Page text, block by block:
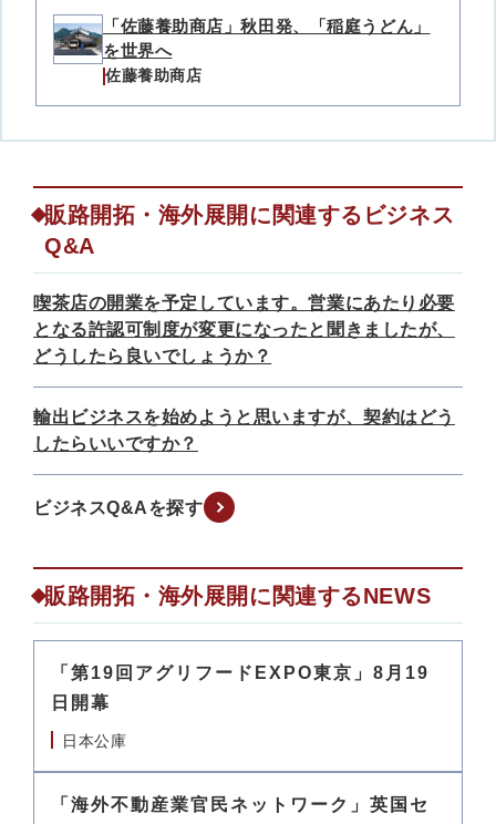
「佐藤養助商店」秋田発、「稲庭うどん」
を世界へ
佐藤養助商店
販路開拓・海外展開に関連するビジネス
Q&A
喫茶店の開業を予定しています。営業にあたり必要
となる許認可制度が変更になったと聞きましたが、
どうしたら良いでしょうか？
輸出ビジネスを始めようと思いますが、契約はどう
したらいいですか？
ビジネスQ&Aを探す
販路開拓・海外展開に関連するNEWS
「第19回アグリフードEXPO東京」8月19
日開幕
日本公庫
「海外不動産業官民ネットワーク」英国セ